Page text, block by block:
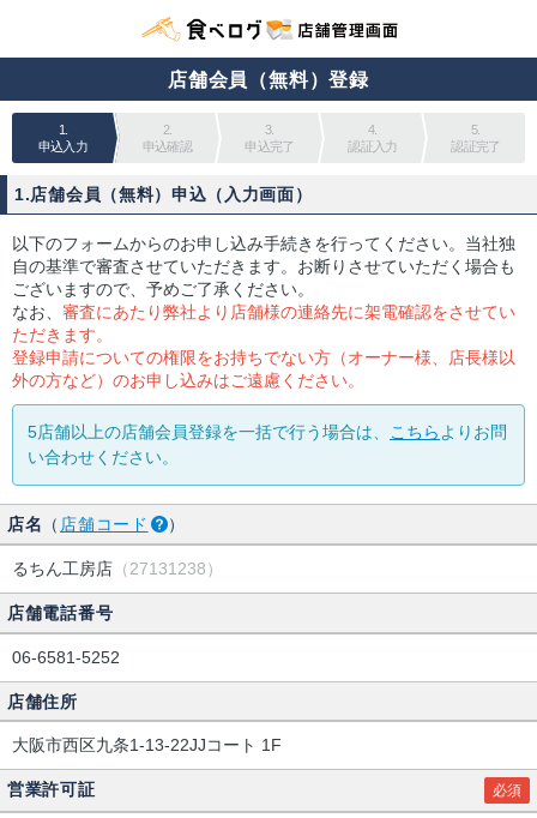
店舗会員（無料）登録
1.
申込入力
2.
申込確認
3.
申込完了
4.
認証入力
5.
認証完了
1.店舗会員（無料）申込（入力画面）
以下のフォームからのお申し込み手続きを行ってください。当社独
自の基準で審査させていただきます。お断りさせていただく場合も
ございますので、予めご了承ください。
なお、 審査にあたり弊社より店舗様の連絡先に架電確認をさせてい
ただきます。
登録申請についての権限をお持ちでない方（オーナー様、店長様以
外の方など）のお申し込みはご遠慮ください。
5店舗以上の店舗会員登録を一括で行う場合は、 こちら よりお問
い合わせください。
店名 （ 店舗コード ）
るちん工房店 （27131238）
店舗電話番号
06-6581-5252
店舗住所
大阪市西区九条1-13-22JJコート 1F
営業許可証 必須